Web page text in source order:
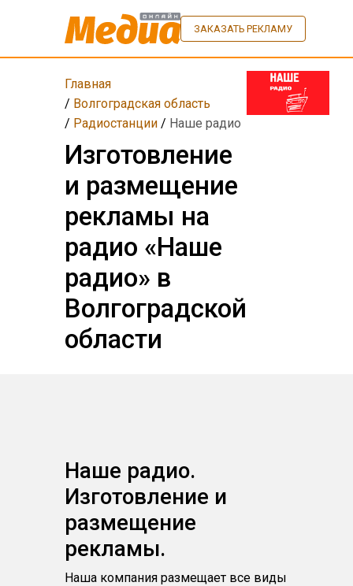
ЗАКАЗАТЬ РЕКЛАМУ
Главная
/ Волгоградская область
/ Радиостанции/ Наше радио
Изготовление
и размещение
рекламы на
радио «Наше
радио» в
Волгоградской
области
Наше радио.
Изготовление и
размещение
рекламы.
Наша компания размещает все виды